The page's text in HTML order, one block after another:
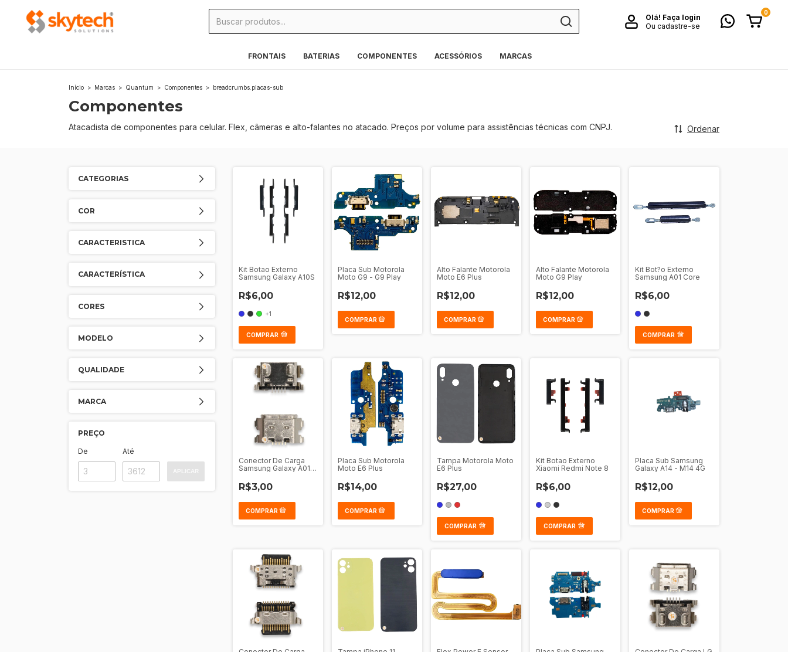
Olá! Faça login
Ou cadastre-se
0
FRONTAIS BATERIAS COMPONENTES ACESSÓRIOS MARCAS
Início > Marcas > Quantum > Componentes > breadcrumbs.placas-sub
Componentes
Atacadista de componentes para celular. Flex, câmeras e alto-falantes no atacado. Preços por volume para assistências técnicas com CNPJ. Ordenar
CATEGORIAS
COR
CARACTERISTICA
CARACTERÍSTICA
CORES
MODELO
QUALIDADE
MARCA
PREÇO
De Até
Kit Botao Externo
Samsung Galaxy A10S
R$6,00
+1
COMPRAR
Placa Sub Motorola
Moto G9 - G9 Play
R$12,00
Alto Falante Motorola
Moto E6 Plus
R$12,00
Alto Falante Motorola
Moto G9 Play
R$12,00
Kit Bot?o Externo
Samsung A01 Core
R$6,00
COMPRAR
Conector De Carga
Samsung Galaxy A01 -
R$3,00
Placa Sub Motorola
Moto E6 Plus
R$14,00
Tampa Motorola Moto
E6 Plus
R$27,00
COMPRAR
Kit Botao Externo
Xiaomi Redmi Note 8
R$6,00
COMPRAR
Placa Sub Samsung
Galaxy A14 - M14 4G
R$12,00